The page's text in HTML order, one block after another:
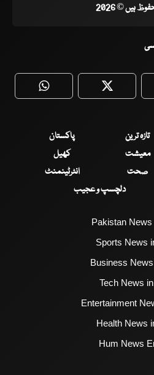
ہیں © 2026
WhatsApp Twitter
تازہ ترین
پاکستان
معیشت
کھیل
صحت
انٹرٹینمنٹ
دلچسپ و عجیب
Pakistan
Sports News
Business
Tech News
Entertainment
Health News
Hum News